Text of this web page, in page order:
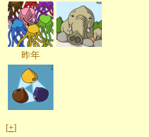
昨年
[+]